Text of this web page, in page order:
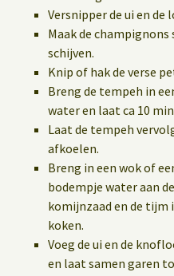
Versnipper de ui en de
Maak de champignons
schijven.
Knip of hak de verse
Breng de tempeh in
water en laat ca 10
Laat de tempeh
afkoelen.
Breng in een wok of
bodempje water aan
komijnzaad en de tijm
koken.
Voeg de ui en de
en laat samen garen